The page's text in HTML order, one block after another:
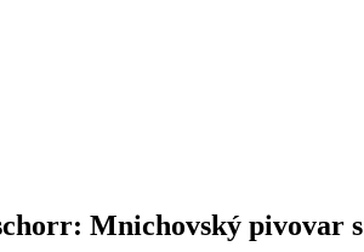
Mnichovský pivovar s